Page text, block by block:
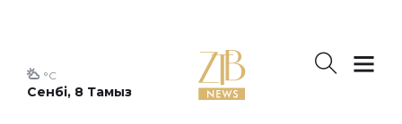
Сенбі, 8 Тамыз
°C